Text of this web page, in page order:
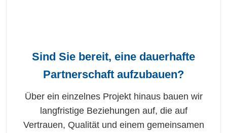
Sind Sie bereit, eine dauerhafte
Partnerschaft aufzubauen?
Über ein einzelnes Projekt hinaus bauen wir
langfristige Beziehungen auf, die auf
Vertrauen, Qualität und einem gemeinsamen